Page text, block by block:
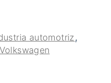
automotriz,
Volkswagen